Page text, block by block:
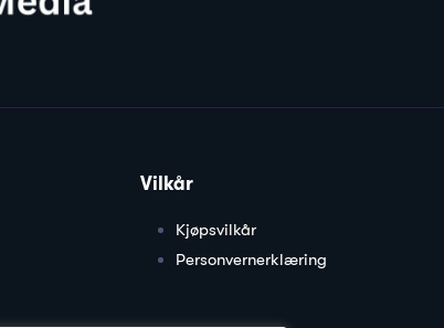
Vilkår
Kjøpsvilkår
Personvernerklæring